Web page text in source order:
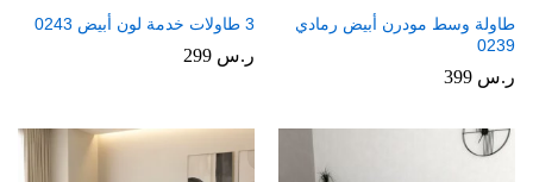
طاولة وسط مودرن أبيض رمادي
0239
ر.س
3 طاولات خدمة لون أبيض 0243
ر.س